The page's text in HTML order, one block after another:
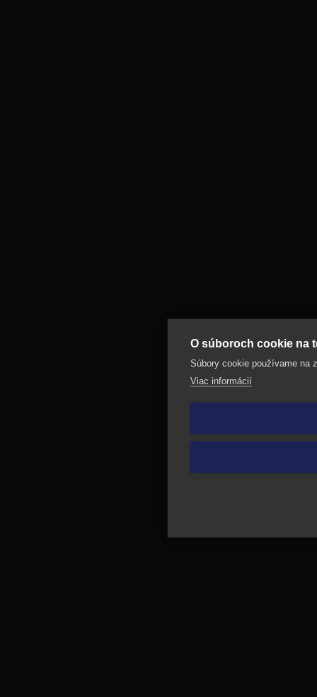
O súboroch cookie na
Súbory cookie používame na
Viac informácií